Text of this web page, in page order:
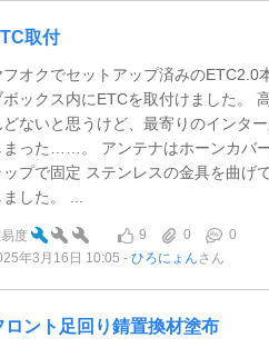
取付
フオクでセットアップ済みのETC2.0
ボックス内にETCを取付けました。
どないと思うけど、最寄りのインタ
まった……。 アンテナはホーンカバ
ップで固定 ステンレスの金具を曲げ
した。 ...
度 9 0
0
年3月16日 10:05
ひろにょんさん
ロント足回り錆置換材塗布